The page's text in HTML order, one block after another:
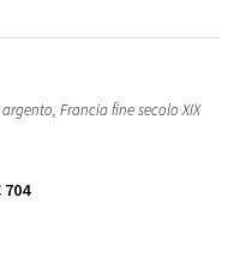
Francia fine secolo XIX
704